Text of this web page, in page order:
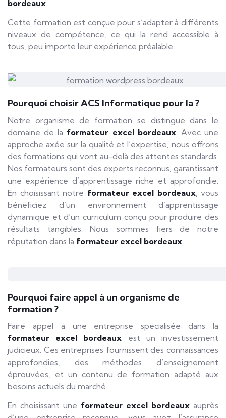
bordeaux
Cette formation est conçue pour s’adapter à différents
niveaux de compétence, ce qui la rend accessible à
tous, peu importe leur expérience préalable.
Pourquoi choisir ACS Informatique pour la ?
Notre organisme de formation se distingue dans le
domaine de la formateur excel bordeaux. Avec une
approche axée sur la qualité et l’expertise, nous offrons
des formations qui vont au-delà des attentes standards.
Nos formateurs sont des experts reconnus, garantissant
une expérience d’apprentissage riche et approfondie.
En choisissant notre formateur excel bordeaux, vous
bénéficiez d’un environnement d’apprentissage
dynamique et d’un curriculum conçu pour produire des
résultats tangibles. Nous sommes fiers de notre
réputation dans la formateur excel bordeaux.
Pourquoi faire appel à un organisme de
formation ?
Faire appel à une entreprise spécialisée dans la
formateur excel bordeaux est un investissement
judicieux. Ces entreprises fournissent des connaissances
approfondies, des méthodes d’enseignement
éprouvées, et un contenu de formation adapté aux
besoins actuels du marché.
En choisissant une formateur excel bordeaux auprès